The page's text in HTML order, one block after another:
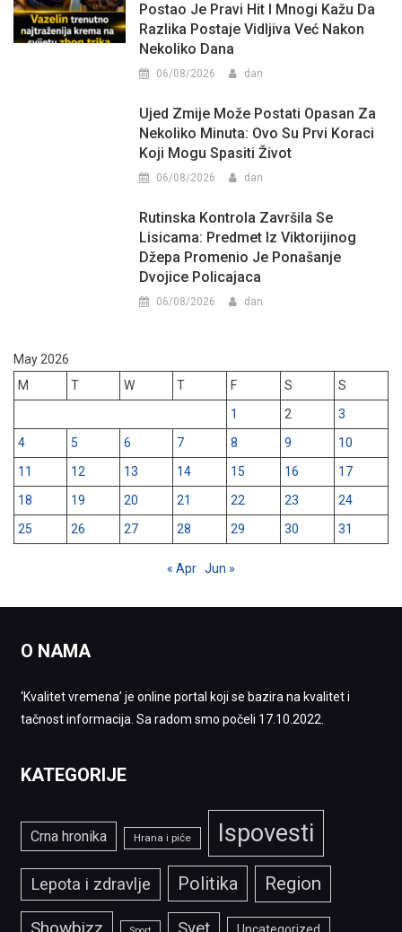
Postao Je Pravi Hit I Mnogi Kažu Da
Razlika Postaje Vidljiva Već Nakon
Nekoliko Dana
06/08/2026 dan
Ujed Zmije Može Postati Opasan Za
Nekoliko Minuta: Ovo Su Prvi Koraci
Koji Mogu Spasiti Život
06/08/2026 dan
Rutinska Kontrola Završila Se
Lisicama: Predmet Iz Viktorijinog
Džepa Promenio Je Ponašanje
Dvojice Policajaca
06/08/2026 dan
May 2026
M
T W T F S
S
1
2
3
4
5 6 7 8 9
10
11
12 13 14 15 16
17
18
19 20 21 22 23
24
25
26 27 28 29 30 31
« Apr Jun »
O NAMA
‘Kvalitet vremena’ je online portal koji se bazira na kvalitet i
tačnost informacija. Sa radom smo počeli 17.10.2022.
KATEGORIJE
Crna hronika Hrana i piće Ispovesti
Lepota i zdravlje Politika Region